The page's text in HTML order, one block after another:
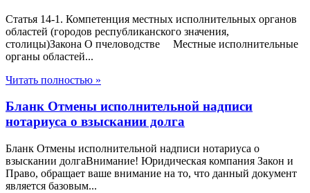
Статья 14-1. Компетенция местных исполнительных органов
областей (городов республиканского значения,
столицы)Закона О пчеловодстве Местные исполнительные
органы областей...
Читать полностью »
Бланк Отмены исполнительной надписи
нотариуса о взыскании долга
Бланк Отмены исполнительной надписи нотариуса о
взыскании долгаВнимание! Юридическая компания Закон и
Право, обращает ваше внимание на то, что данный документ
является базовым...